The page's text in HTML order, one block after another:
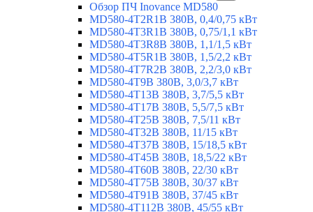
Обзор ПЧ Inovance MD580
MD580-4T2R1B 380В, 0,4/0,75 кВт
MD580-4T3R1B 380В, 0,75/1,1 кВт
MD580-4T3R8B 380В, 1,1/1,5 кВт
MD580-4T5R1B 380В, 1,5/2,2 кВт
MD580-4T7R2B 380В, 2,2/3,0 кВт
MD580-4T9B 380В, 3,0/3,7 кВт
MD580-4T13B 380В, 3,7/5,5 кВт
MD580-4T17B 380В, 5,5/7,5 кВт
MD580-4T25B 380В, 7,5/11 кВт
MD580-4T32B 380В, 11/15 кВт
MD580-4T37B 380В, 15/18,5 кВт
MD580-4T45B 380В, 18,5/22 кВт
MD580-4T60B 380В, 22/30 кВт
MD580-4T75B 380В, 30/37 кВт
MD580-4T91B 380В, 37/45 кВт
MD580-4T112B 380В, 45/55 кВт